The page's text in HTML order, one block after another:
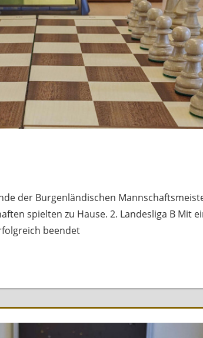
der Burgenländischen
spielten zu Hause. 2. Landesliga B Mit
beendet